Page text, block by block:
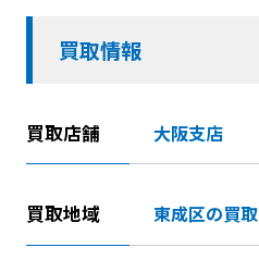
買取情報
買取店舗 大阪支店
買取地域 東成区の買取